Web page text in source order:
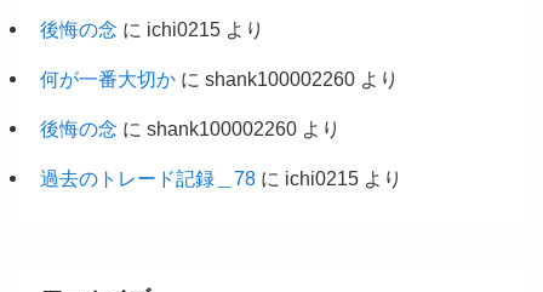
後悔の念 に ichi0215より
何が一番大切かに shank100002260より
後悔の念 に shank100002260より
過去のトレード記録＿78に ichi0215より